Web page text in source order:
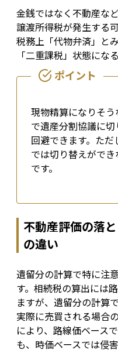
金銭ではなく不動産な
譲渡所得税が発生する
税務上「代物弁済」と
「二重課税」状態にな
現物精算になりそ
で遺産分割協議に
回避できます。た
では切り替えがで
です。
不動産評価の落
の違い
遺留分の計算で特に注
す。相続税の算出には
ますが、遺留分の計算
実際に売買される場合
により、路線価ベース
も、時価ベースでは侵